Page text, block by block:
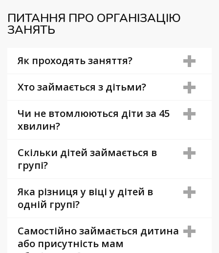
ПИТАННЯ ПРО ОРГАНІЗАЦІЮ
ЗАНЯТЬ
Як проходять заняття?
Хто займається з дітьми?
Чи не втомлюються діти за 45
хвилин?
Скільки дітей займається в
групі?
Яка різниця у віці у дітей в
одній групі?
Самостійно займається дитина
або присутність мам